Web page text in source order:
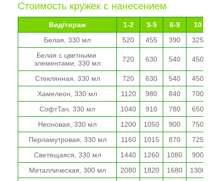
Стоимость кружек с нанесением
Вид/тираж 1-2 3-5 6-9 10
Белая, 330 мл
520 455 390 325
Белая с цветными
элементами, 330 мл
720 630 540 450
Стеклянная, 330 мл 720 630 540 450
Хамелеон, 330 мл
1120 980 840 700
СофтТач, 330 мл
1040 910 780 650
Неоновая, 330 мл
1200 1050 900 750
Перламутровая, 330 мл
1160 1015 870 725
Светящаяся, 330 мл
1440 1260 1080 900
Металлическая, 300 мл
2080 1820 1680 1300